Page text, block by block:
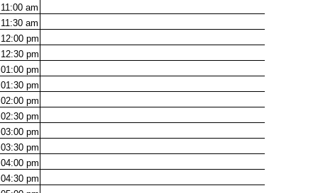
11:00 am
11:30 am
12:00 pm
12:30 pm
01:00 pm
01:30 pm
02:00 pm
02:30 pm
03:00 pm
03:30 pm
04:00 pm
04:30 pm